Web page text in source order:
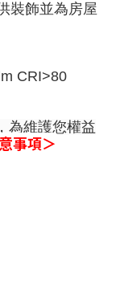
裝飾並為房屋
CRI>80
為維護您權益
事項＞